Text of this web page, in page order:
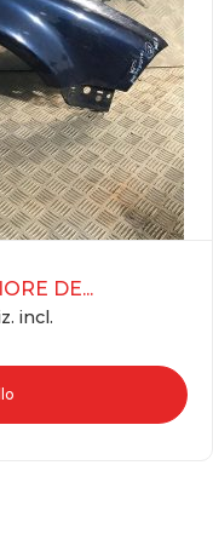
DE...
incl.